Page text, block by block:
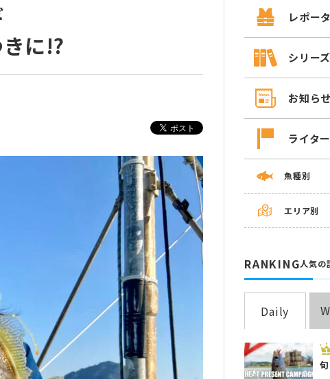
に!?
レポー
シリーズ
お知らせ
ライタ
魚種別
エリア別
RANKING人気の
Daily